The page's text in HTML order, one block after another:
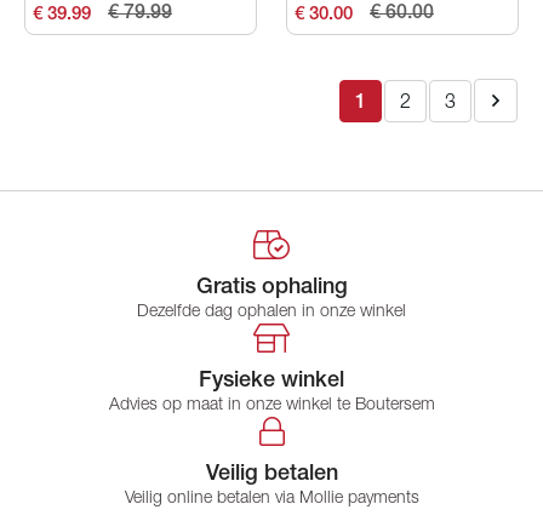
€ 39.99 € 79.99 € 30.00 € 60.00
1 2 3
Gratis ophaling
Dezelfde dag ophalen in onze winkel
Fysieke winkel
Advies op maat in onze winkel te Boutersem
Veilig betalen
Veilig online betalen via Mollie payments